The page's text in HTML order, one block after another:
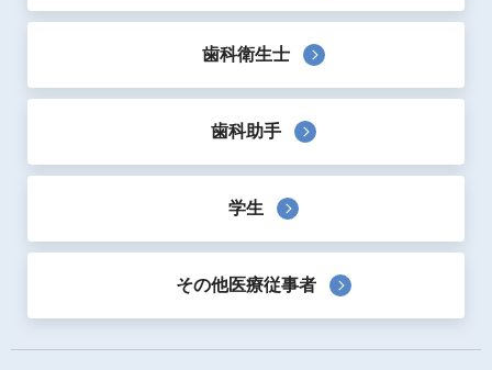
蒸留水指定のオートクレーブ器にも使用できます。
製品詳細
歯科衛生士
歯科助手
学生
その他医療従事者